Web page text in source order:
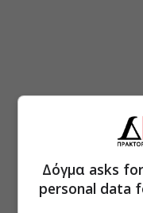
Δόγμα asks
personal data